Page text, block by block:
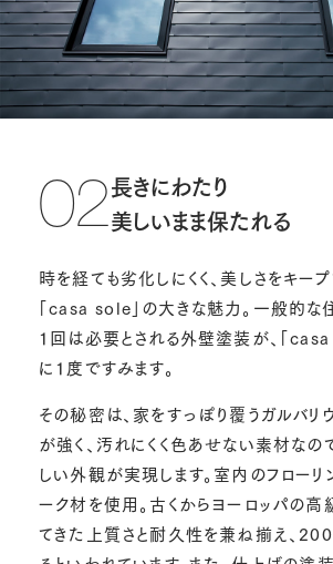
02長きにわたり
美しいまま保たれる
時を経ても劣化しにくく、美しさをキー
「casa sole」の大きな魅力。一般的な
1回は必要とされる外壁塗装が、「
に1度ですみます。
その秘密は、家をすっぽり覆うガルバリ
が強く、汚れにくく色あせない素材なの
しい外観が実現します。室内のフローリ
ーク材を使用。古くからヨーロッパの
てきた上質さと耐久性を兼ね揃え、